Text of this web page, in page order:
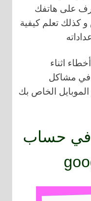
على هاتفك
كذلك تعلم كيفية
اثناء
في مشاكل
الخاص بك
في حساب